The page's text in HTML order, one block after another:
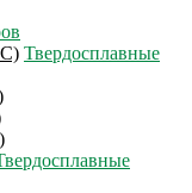
Твердосплавные